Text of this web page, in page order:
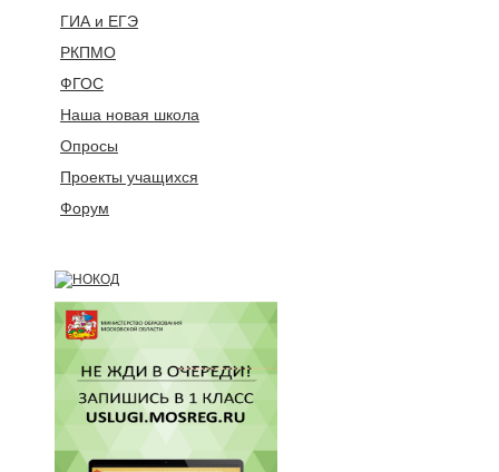
ГИА и ЕГЭ
РКПМО
ФГОС
Наша новая школа
Опросы
Проекты учащихся
Форум